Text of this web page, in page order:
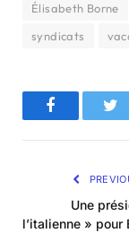
Élisabeth Borne
syndicats
Facebook
Une
l’italienne » pour